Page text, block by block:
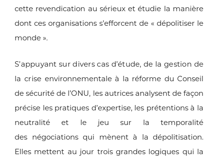
cette revendication au sérieux et étudie la manière
dont ces organisations s’efforcent de « dépolitiser le
monde ».
S’appuyant sur divers cas d’étude, de la gestion de
la criseenvironnementale à la réforme du Conseil
de sécurité de l’ONU, les autrices analysent de façon
précise les pratiques d’expertise, les prétentions à la
neutralité et le jeu sur la temporalité
des négociations qui mènent à la dépolitisation.
Elles mettent au jour trois grandes logiques qui la